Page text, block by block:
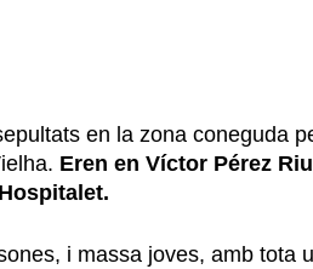
en la zona coneguda
Eren en Víctor Pérez
i massa joves, amb tota